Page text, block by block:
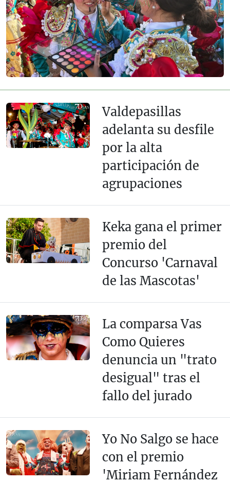
Valdepasillas
adelanta su desfile
por la alta
participación de
agrupaciones
Keka gana el primer
premio del
Concurso 'Carnaval
de las Mascotas'
La comparsa Vas
Como Quieres
denuncia un "trato
desigual" tras el
fallo del jurado
Yo No Salgo se hace
con el premio
'Miriam Fernández